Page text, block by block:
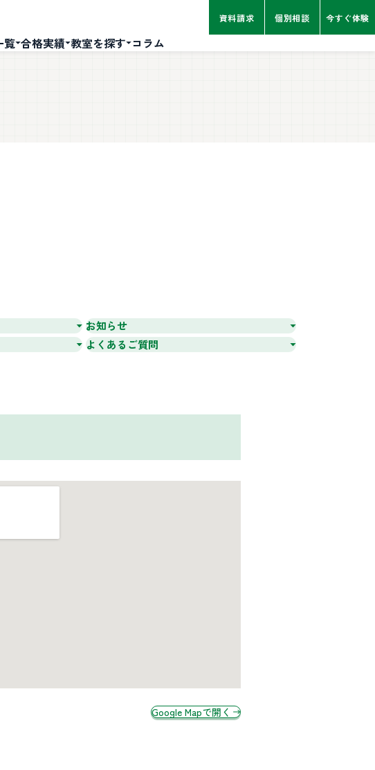
資料請求 個別相談 今すぐ体験
覧 合格実績 教室を探す コラム
お知らせ
よくあるご質問
Google Mapで開く